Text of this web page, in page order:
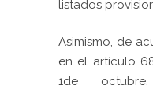
listados
Asimismo, de
en el artículo
1de